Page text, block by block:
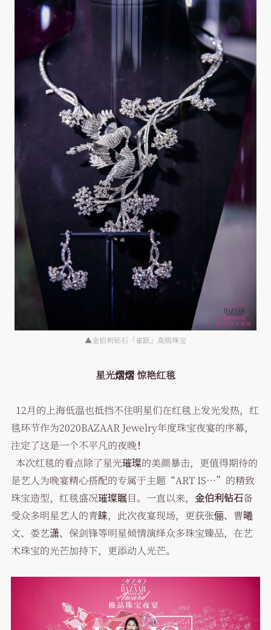
▲金伯利钻石「雀跃」高级珠宝
星光熠熠 惊艳红毯
12月的上海低温也抵挡不住明星们在红毯上发光发热，红
毯环节作为2020BAZAAR Jewelry年度珠宝夜宴的序幕，
注定了这是一个不平凡的夜晚！
本次红毯的看点除了星光璀璨的美颜暴击，更值得期待的
是艺人为晚宴精心搭配的专属于主题“ART IS…”的精致
珠宝造型，红毯盛况璀璨瞩目。一直以来， 金伯利钻石备
受众多明星艺人的青睐，此次夜宴现场，更获张俪、曹曦
文、娄艺潇、保剑锋等明星倾情演绎众多珠宝臻品，在艺
术珠宝的光芒加持下，更添动人光芒。